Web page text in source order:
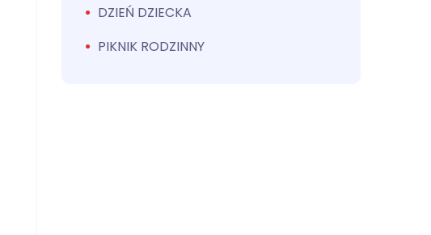
DZIEŃ DZIECKA
PIKNIK RODZINNY